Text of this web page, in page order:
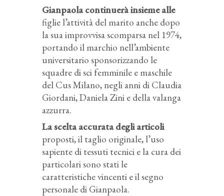
Gianpaola continuerà insieme alle
figlie l’attività del marito anche dopo
la sua improvvisa scomparsa nel 1974,
portando il marchio nell’ambiente
universitario sponsorizzando le
squadre di sci femminile e maschile
del Cus Milano, negli anni di Claudia
Giordani, Daniela Zini e della valanga
azzurra.
La scelta accurata degli articoli
proposti, il taglio originale, l’uso
sapiente di tessuti tecnici e la cura dei
particolari sono stati le
caratteristiche vincenti e il segno
personale di Gianpaola.